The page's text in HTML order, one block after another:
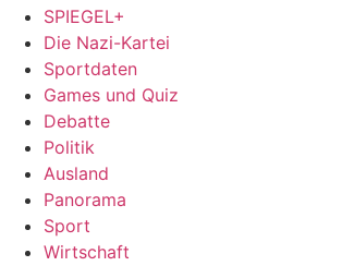
SPIEGEL+
Die Nazi-Kartei
Sportdaten
Games und Quiz
Debatte
Politik
Ausland
Panorama
Sport
Wirtschaft